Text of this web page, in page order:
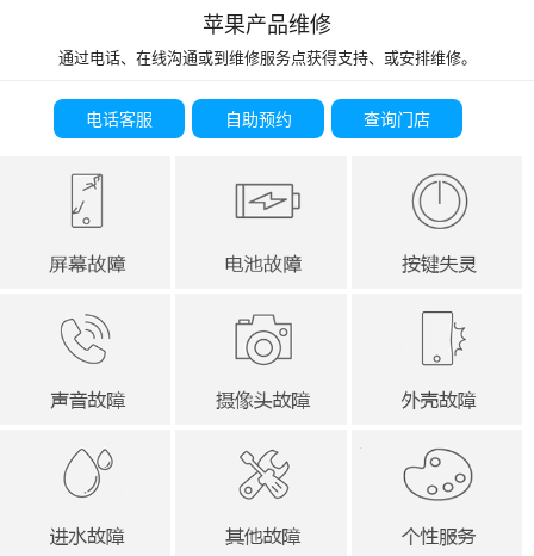
苹果产品维修
通过电话、在线沟通或到维修服务点获得支持、或安排维修。
电话客服 自助预约 查询门店